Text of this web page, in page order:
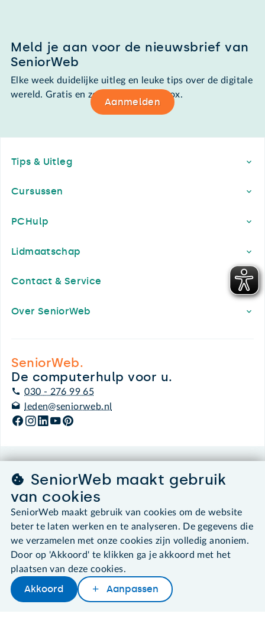
Later lezenDelenWoordenboek
Meld je aan voor de nieuwsbrief van
SeniorWeb
Elke week duidelijke uitleg en leuke tips over de digitale
wereld. Gratis en zomaar in de mailbox.
Aanmelden
Tips & Uitleg
Cursussen
PCHulp
Lidmaatschap
Contact & Service
Over SeniorWeb
SeniorWeb.
De computerhulp voor u.
030 - 276 99 65
leden@seniorweb.nl
©2026 SeniorWeb
Algemene voorwaarden
Cookies en cookie-instellingen
Disclaimer
Privacybeleid
About SeniorWeb
SeniorWeb maakt gebruik
van cookies
SeniorWeb maakt gebruik van cookies om de website
beter te laten werken en te analyseren. De gegevens die
we verzamelen met onze cookies zijn volledig anoniem.
Door op 'Akkoord' te klikken ga je akkoord met het
plaatsen van deze cookies.
Akkoord Aanpassen